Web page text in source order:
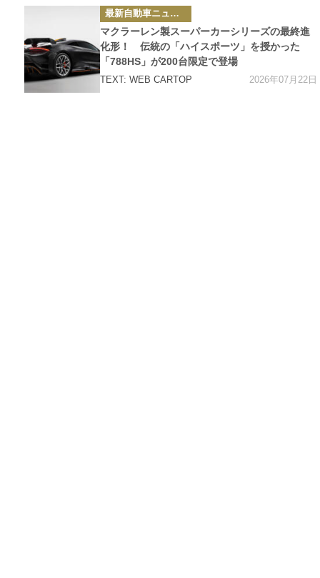
カ
テ
ゴ
リ
ー
最新自動車ニュース
マクラーレン製スーパーカーシリーズの最終進
化形！ 伝統の「ハイスポーツ」を授かった
「788HS」が200台限定で登場
TEXT: WEB CARTOP 2026年07月22日